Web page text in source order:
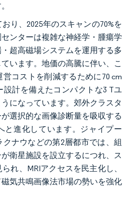
り、2025年のスキャンの70%を
ンターは複雑な神経学・腫瘍学
超高磁場システムを運用する多
います。地価の高騰に伴い、こ
コストを削減するために70 cm
計を備えたコンパクトな3 Tユ
になっています。郊外クラスタ
選択的な画像診断量を吸収する
と進化しています。ジャイプー
ナウなどの第2層都市では、組
衛星施設を設立するにつれ、ス
れ、MRIアクセスを民主化し、
気共鳴画像法市場の勢いを強化